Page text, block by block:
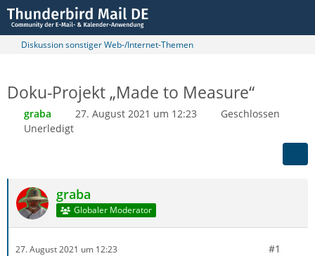
Diskussion sonstiger Web-/Internet-Themen
Doku-Projekt „Made to Measure“
graba 27. August 2021 um 12:23
Geschlossen
Unerledigt
graba
Globaler Moderator
27. August 2021 um 12:23 #1